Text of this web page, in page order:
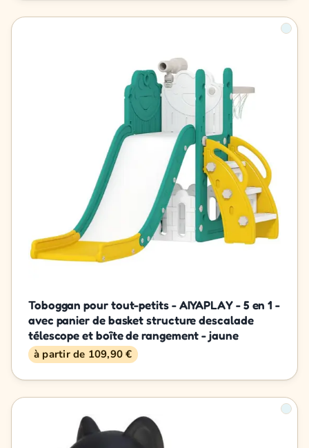
Toboggan pour tout-petits - AIYAPLAY - 5 en 1 -
avec panier de basket structure descalade
télescope et boîte de rangement - jaune
à partir de 109,90 €